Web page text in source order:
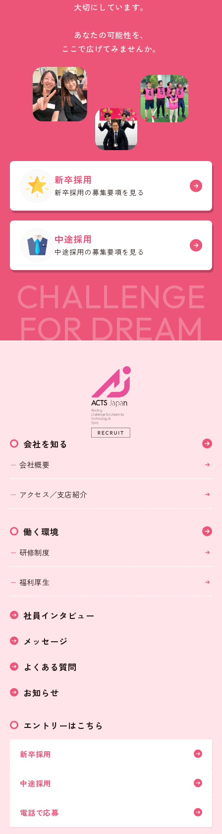
大切にしています。
あなたの可能性を、
ここで広げてみませんか。
新卒採用
新卒採用の募集要項を見る
中途採用
中途採用の募集要項を見る
会社を知る
会社概要
アクセス／支店紹介
働く環境
研修制度
福利厚生
社員インタビュー
メッセージ
よくある質問
お知らせ
エントリーはこちら
新卒採用
中途採用
電話で応募